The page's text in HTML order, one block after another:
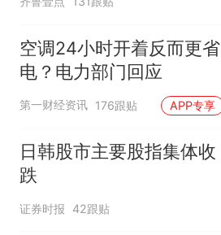
空调24小时开着反而更省
电？电力部门回应
第一财经资讯 176跟贴 APP专享
日韩股市主要股指集体收
跌
证券时报 42跟贴